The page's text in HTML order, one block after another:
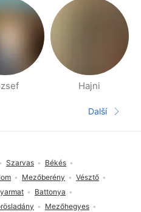
Hajni
Další
Další
Szarvas
Békés
Mezőberény
Vésztő
Battonya
Mezőhegyes